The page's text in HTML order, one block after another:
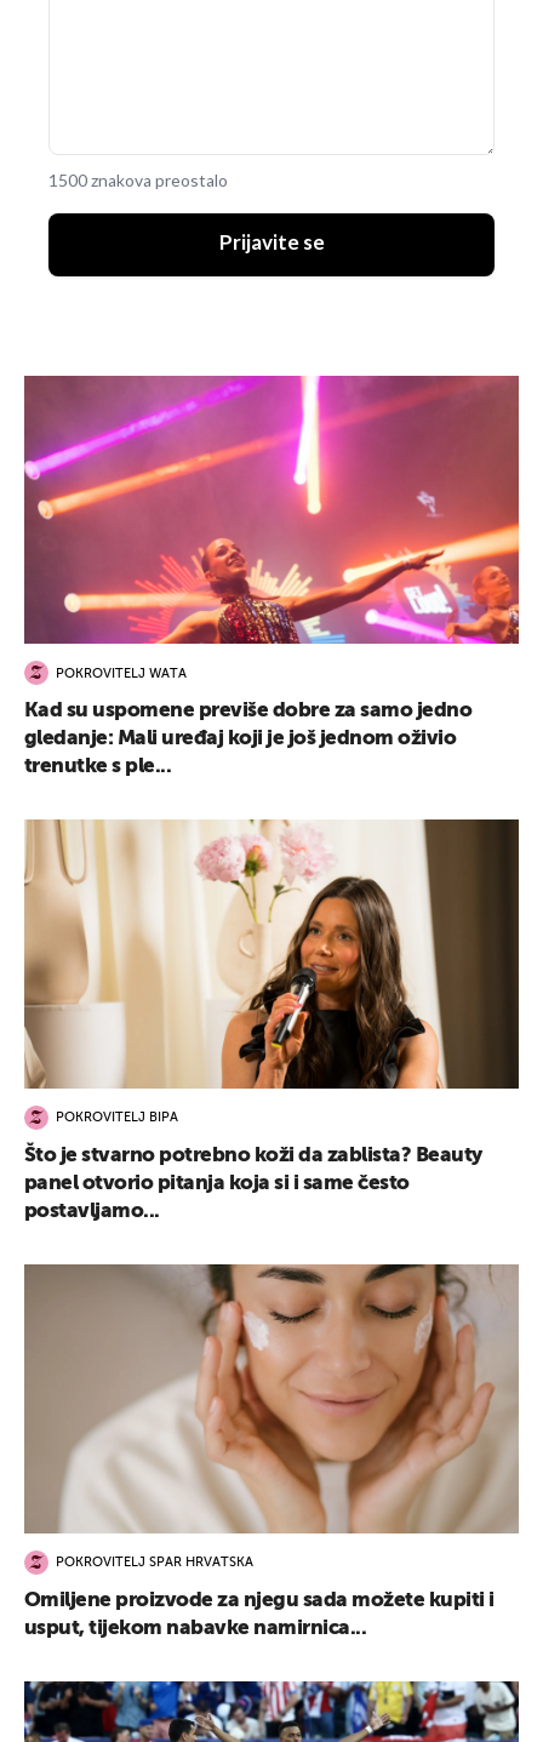
1500 znakova preostalo
Prijavite se
POKROVITELJ WATA
Kad su uspomene previše dobre za samo jedno
gledanje: Mali uređaj koji je još jednom oživio
trenutke s ple...
POKROVITELJ BIPA
Što je stvarno potrebno koži da zablista? Beauty
panel otvorio pitanja koja si i same često
postavljamo...
POKROVITELJ SPAR HRVATSKA
Omiljene proizvode za njegu sada možete kupiti i
usput, tijekom nabavke namirnica...